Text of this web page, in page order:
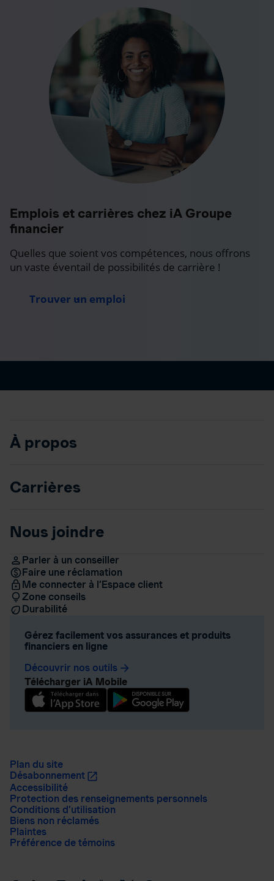
Emplois et carrières chez iA Groupe
financier
Quelles que soient vos compétences, nous offrons
un vaste éventail de possibilités de carrière !
Trouver un emploi
À propos
Carrières
Nous joindre
Parler à un conseiller
Faire une réclamation
Me connecter à l’Espace client
Zone conseils
Durabilité
Gérez facilement vos assurances et produits
financiers en ligne
Découvrir nos outils arrow_forward
Télécharger iA Mobile
Plan du site
Désabonnement
Accessibilité
Protection des renseignements personnels
Conditions d’utilisation
Biens non réclamés
Plaintes
Préférence de témoins